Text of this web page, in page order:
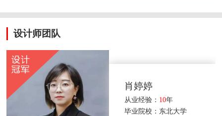
设计师团队
肖婷婷
从业经验： 10年
毕业院校：东北大学